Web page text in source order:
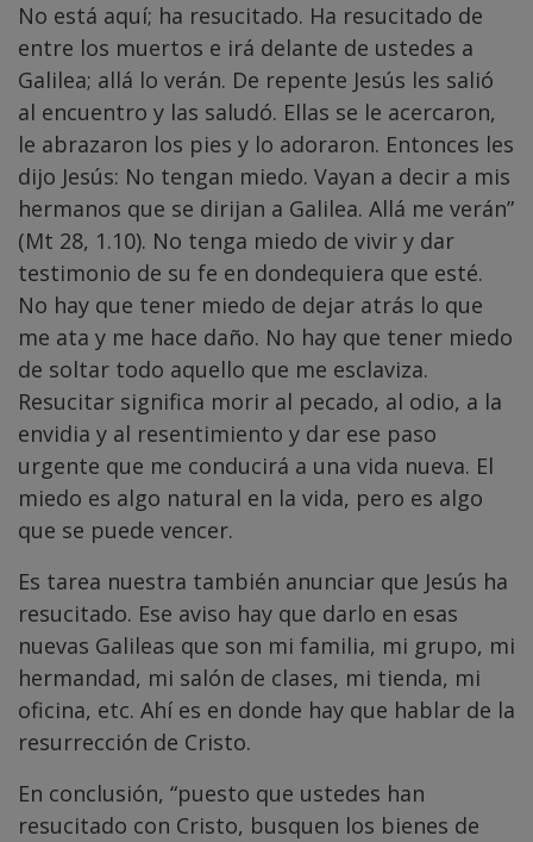
No está aquí; ha resucitado. Ha resucitado de
entre los muertos e irá delante de ustedes a
Galilea; allá lo verán. De repente Jesús les salió
al encuentro y las saludó. Ellas se le acercaron,
le abrazaron los pies y lo adoraron. Entonces les
dijo Jesús: No tengan miedo. Vayan a decir a mis
hermanos que se dirijan a Galilea. Allá me verán”
(Mt 28, 1.10). No tenga miedo de vivir y dar
testimonio de su fe en dondequiera que esté.
No hay que tener miedo de dejar atrás lo que
me ata y me hace daño. No hay que tener miedo
de soltar todo aquello que me esclaviza.
Resucitar significa morir al pecado, al odio, a la
envidia y al resentimiento y dar ese paso
urgente que me conducirá a una vida nueva. El
miedo es algo natural en la vida, pero es algo
que se puede vencer.
Es tarea nuestra también anunciar que Jesús ha
resucitado. Ese aviso hay que darlo en esas
nuevas Galileas que son mi familia, mi grupo, mi
hermandad, mi salón de clases, mi tienda, mi
oficina, etc. Ahí es en donde hay que hablar de la
resurrección de Cristo.
En conclusión, “puesto que ustedes han
resucitado con Cristo, busquen los bienes de